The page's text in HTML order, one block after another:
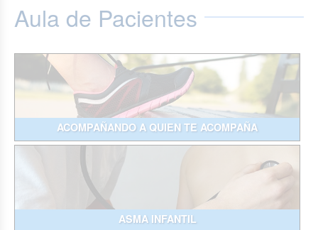
Aula de Pacientes
ACOMPAÑANDO A QUIEN TE ACOMPAÑA
ASMA INFANTIL